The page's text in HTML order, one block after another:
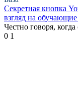
Секретная кнопка
взгляд на
Честно говоря,
0 1